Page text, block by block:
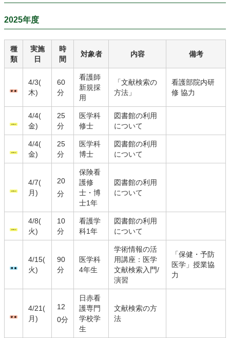
2025年度
種
類
実施
日
時
間
対象者 内容 備考
4/3(
木)
60
分
看護師
新規採
用
「文献検索の
方法」
看護部院内研
修 協力
4/4(
金)
25
分
医学科
修士
図書館の利用
について
4/4(
金)
25
分
医学科
博士
図書館の利用
について
4/7(
月)
20
分
保険看
護修
士・博
士1年
図書館の利用
について
4/8(
火)
10
分
看護学
科1年
図書館の利用
について
4/15(
火)
90
分
医学科
4年生
学術情報の活
用講座：医学
文献検索入門/
演習
「保健・予防
医学」授業協
力
4/21(
月)
12
0分
日赤看
護専門
学校学
生
文献検索の方
法